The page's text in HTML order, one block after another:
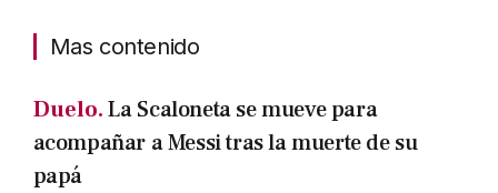
Mas contenido
Duelo.La Scaloneta se mueve para
acompañar a Messi tras la muerte de su
papá